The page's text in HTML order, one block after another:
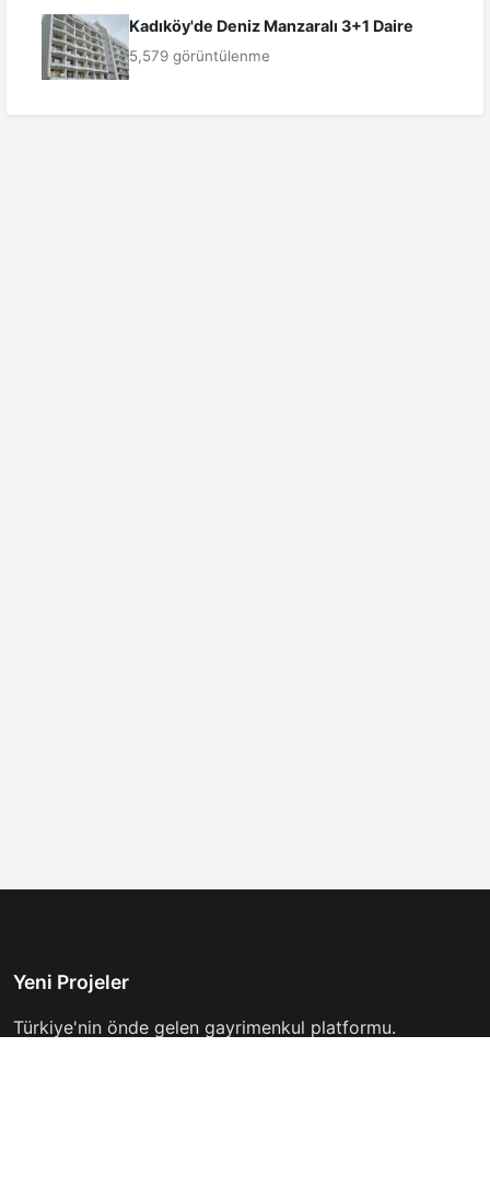
Kadıköy'de Deniz Manzaralı 3+1 Daire
5,579 görüntülenme
Yeni Projeler
Türkiye'nin önde gelen gayrimenkul platformu.